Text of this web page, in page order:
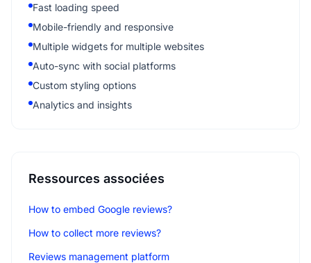
Fast loading speed
Mobile-friendly and responsive
Multiple widgets for multiple websites
Auto-sync with social platforms
Custom styling options
Analytics and insights
Ressources associées
How to embed Google reviews?
How to collect more reviews?
Reviews management platform